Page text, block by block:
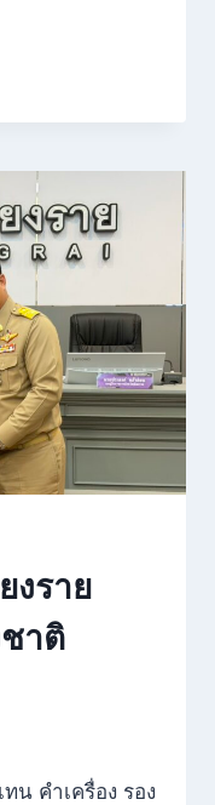
งราย
าติ
น คำเครื่อง รอง